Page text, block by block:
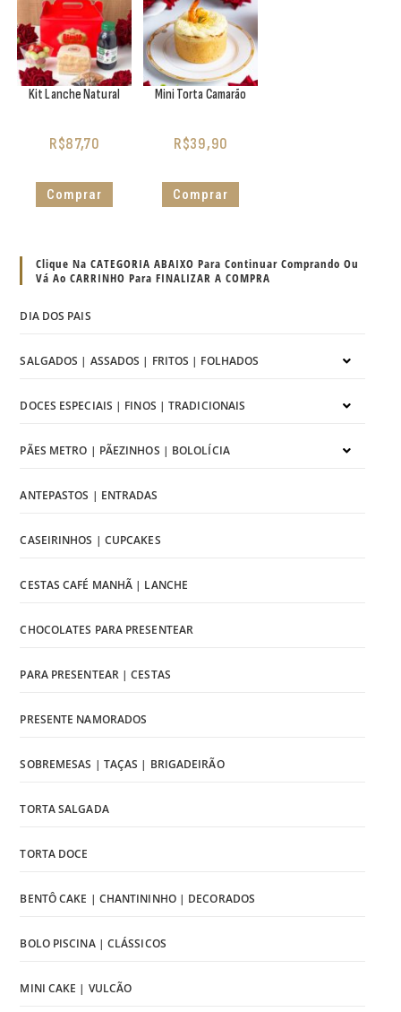
Kit Lanche Natural
R$87,70
Comprar
Mini Torta Camarão
R$39,90
Comprar
Clique Na CATEGORIA ABAIXO Para Continuar Comprando Ou
Vá Ao CARRINHO Para FINALIZAR A COMPRA
DIA DOS PAIS
SALGADOS | ASSADOS | FRITOS | FOLHADOS
DOCES ESPECIAIS | FINOS | TRADICIONAIS
PÃES METRO | PÃEZINHOS | BOLOLÍCIA
ANTEPASTOS | ENTRADAS
CASEIRINHOS | CUPCAKES
CESTAS CAFÉ MANHÃ | LANCHE
CHOCOLATES PARA PRESENTEAR
PARA PRESENTEAR | CESTAS
PRESENTE NAMORADOS
SOBREMESAS | TAÇAS | BRIGADEIRÃO
TORTA SALGADA
TORTA DOCE
BENTÔ CAKE | CHANTININHO | DECORADOS
BOLO PISCINA | CLÁSSICOS
MINI CAKE | VULCÃO